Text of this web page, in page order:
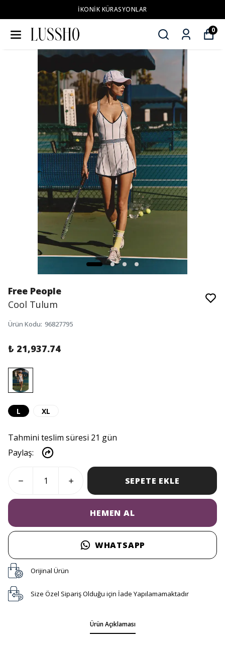
İKONİK KÜRASYONLAR
0
Free People
Cool Tulum
Ürün Kodu: 96827795
₺ 21,937.74
L XL
Tahmini teslim süresi 21 gün
Paylaş:
SEPETE EKLE
HEMEN AL
WHATSAPP
Orijinal Ürün
Size Özel Sipariş Olduğu için İade Yapılamamaktadır
Ürün Açıklaması